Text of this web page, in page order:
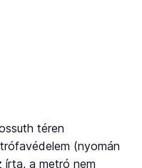
téren
(nyomán
írta, a metró nem